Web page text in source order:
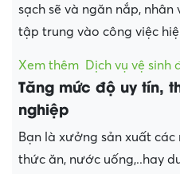
sạch sẽ và ngăn nắp,
tập trung vào công việc
Xem thêm Dịch vụ vệ sinh
Tăng mức độ uy tín,
nghiệp
Bạn là xưởng sản xuất
thức ăn, nước uống,..hay